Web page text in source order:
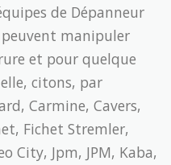
de Dépanneur
peuvent manipuler
et pour quelque
citons, par
Carmine, Cavers,
Fichet Stremler,
City, Jpm, JPM, Kaba,